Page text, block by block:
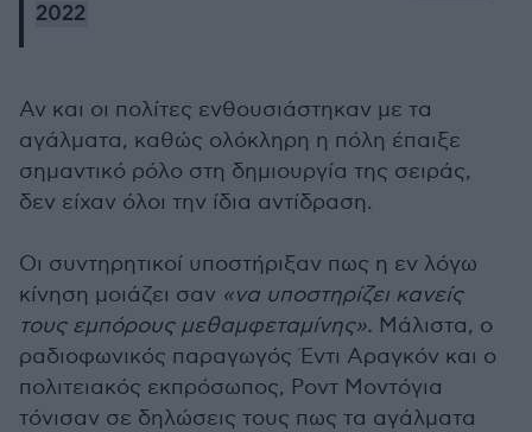
2022
Αν και οι πολίτες ενθουσιάστηκαν με τα
αγάλματα, καθώς ολόκληρη η πόλη έπαιξε
σημαντικό ρόλο στη δημιουργία της σειράς,
δεν είχαν όλοι την ίδια αντίδραση.
Οι συντηρητικοί υποστήριξαν πως η εν λόγω
κίνηση μοιάζει σαν «να υποστηρίζει κανείς
τους εμπόρους μεθαμφεταμίνης». Μάλιστα, ο
ραδιοφωνικός παραγωγός Έντι Αραγκόν και ο
πολιτειακός εκπρόσωπος, Ροντ Μοντόγια
τόνισαν σε δηλώσεις τους πως τα αγάλματα